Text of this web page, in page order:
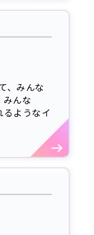
、みんな
みんな
るようなイ